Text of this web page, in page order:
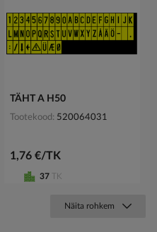
TÄHT A H50
Tootekood 520064031
1,76 €/TK
37 TK
Näita rohkem